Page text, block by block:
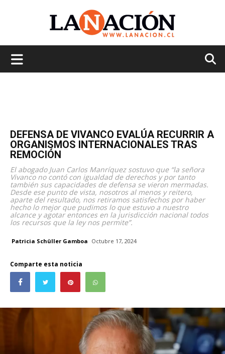
DEFENSA DE VIVANCO EVALÚA RECURRIR A
ORGANISMOS INTERNACIONALES TRAS
REMOCIÓN
El abogado Juan Carlos Manríquez sostuvo que “la señora
Vivanco no contó con igualdad de derechos y por tanto
también sus capacidades de defensa se vieron mermadas.
Desde ese punto de vista, nosotros al menos y reitero,
aparte del resultado, nos retiramos satisfechos por haber
hecho lo mejor que pudimos lo que estuvo a nuestro
alcance y agotar entonces en la jurisdicción nacional todos
los recursos que la ley nos permite”.
Patricia Schüller Gamboa Octubre 17, 2024
Comparte esta noticia